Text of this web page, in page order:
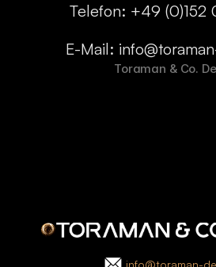
Telefon: +49 (0)152
E-Mail:
Toraman & Co.
info@toraman-